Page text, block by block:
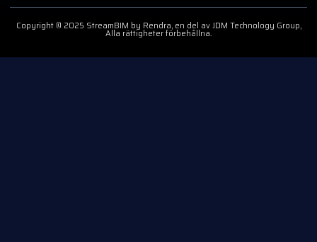
Copyright © 2025 StreamBIM by Rendra, en del av JDM Technology Group,
Alla rättigheter förbehållna.